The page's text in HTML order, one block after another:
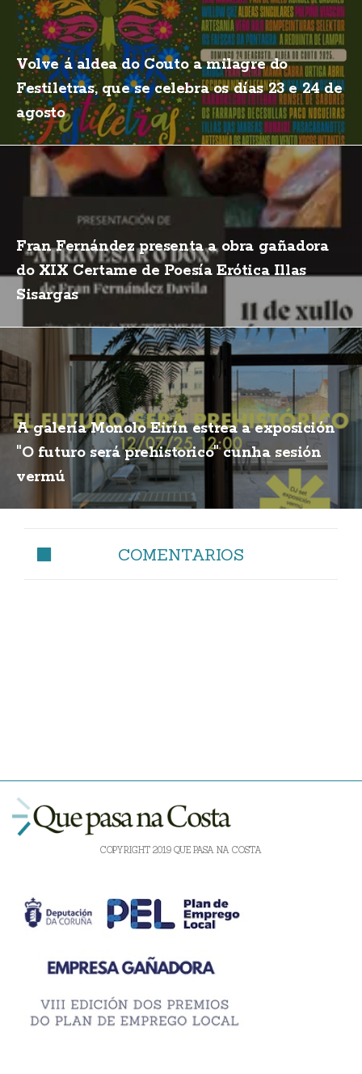
Volve á aldea do Couto a milagre do
Festiletras, que se celebra os días 23 e 24 de
agosto
Fran Fernández presenta a obra gañadora
do XIX Certame de Poesía Erótica Illas
Sisargas
A galería Monolo Eirín estrea a exposición
"O futuro será prehistorico" cunha sesión
vermú
COMENTARIOS
COPYRIGHT 2019 QUE PASA NA COSTA